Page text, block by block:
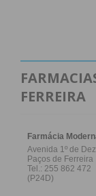
FERREIRA